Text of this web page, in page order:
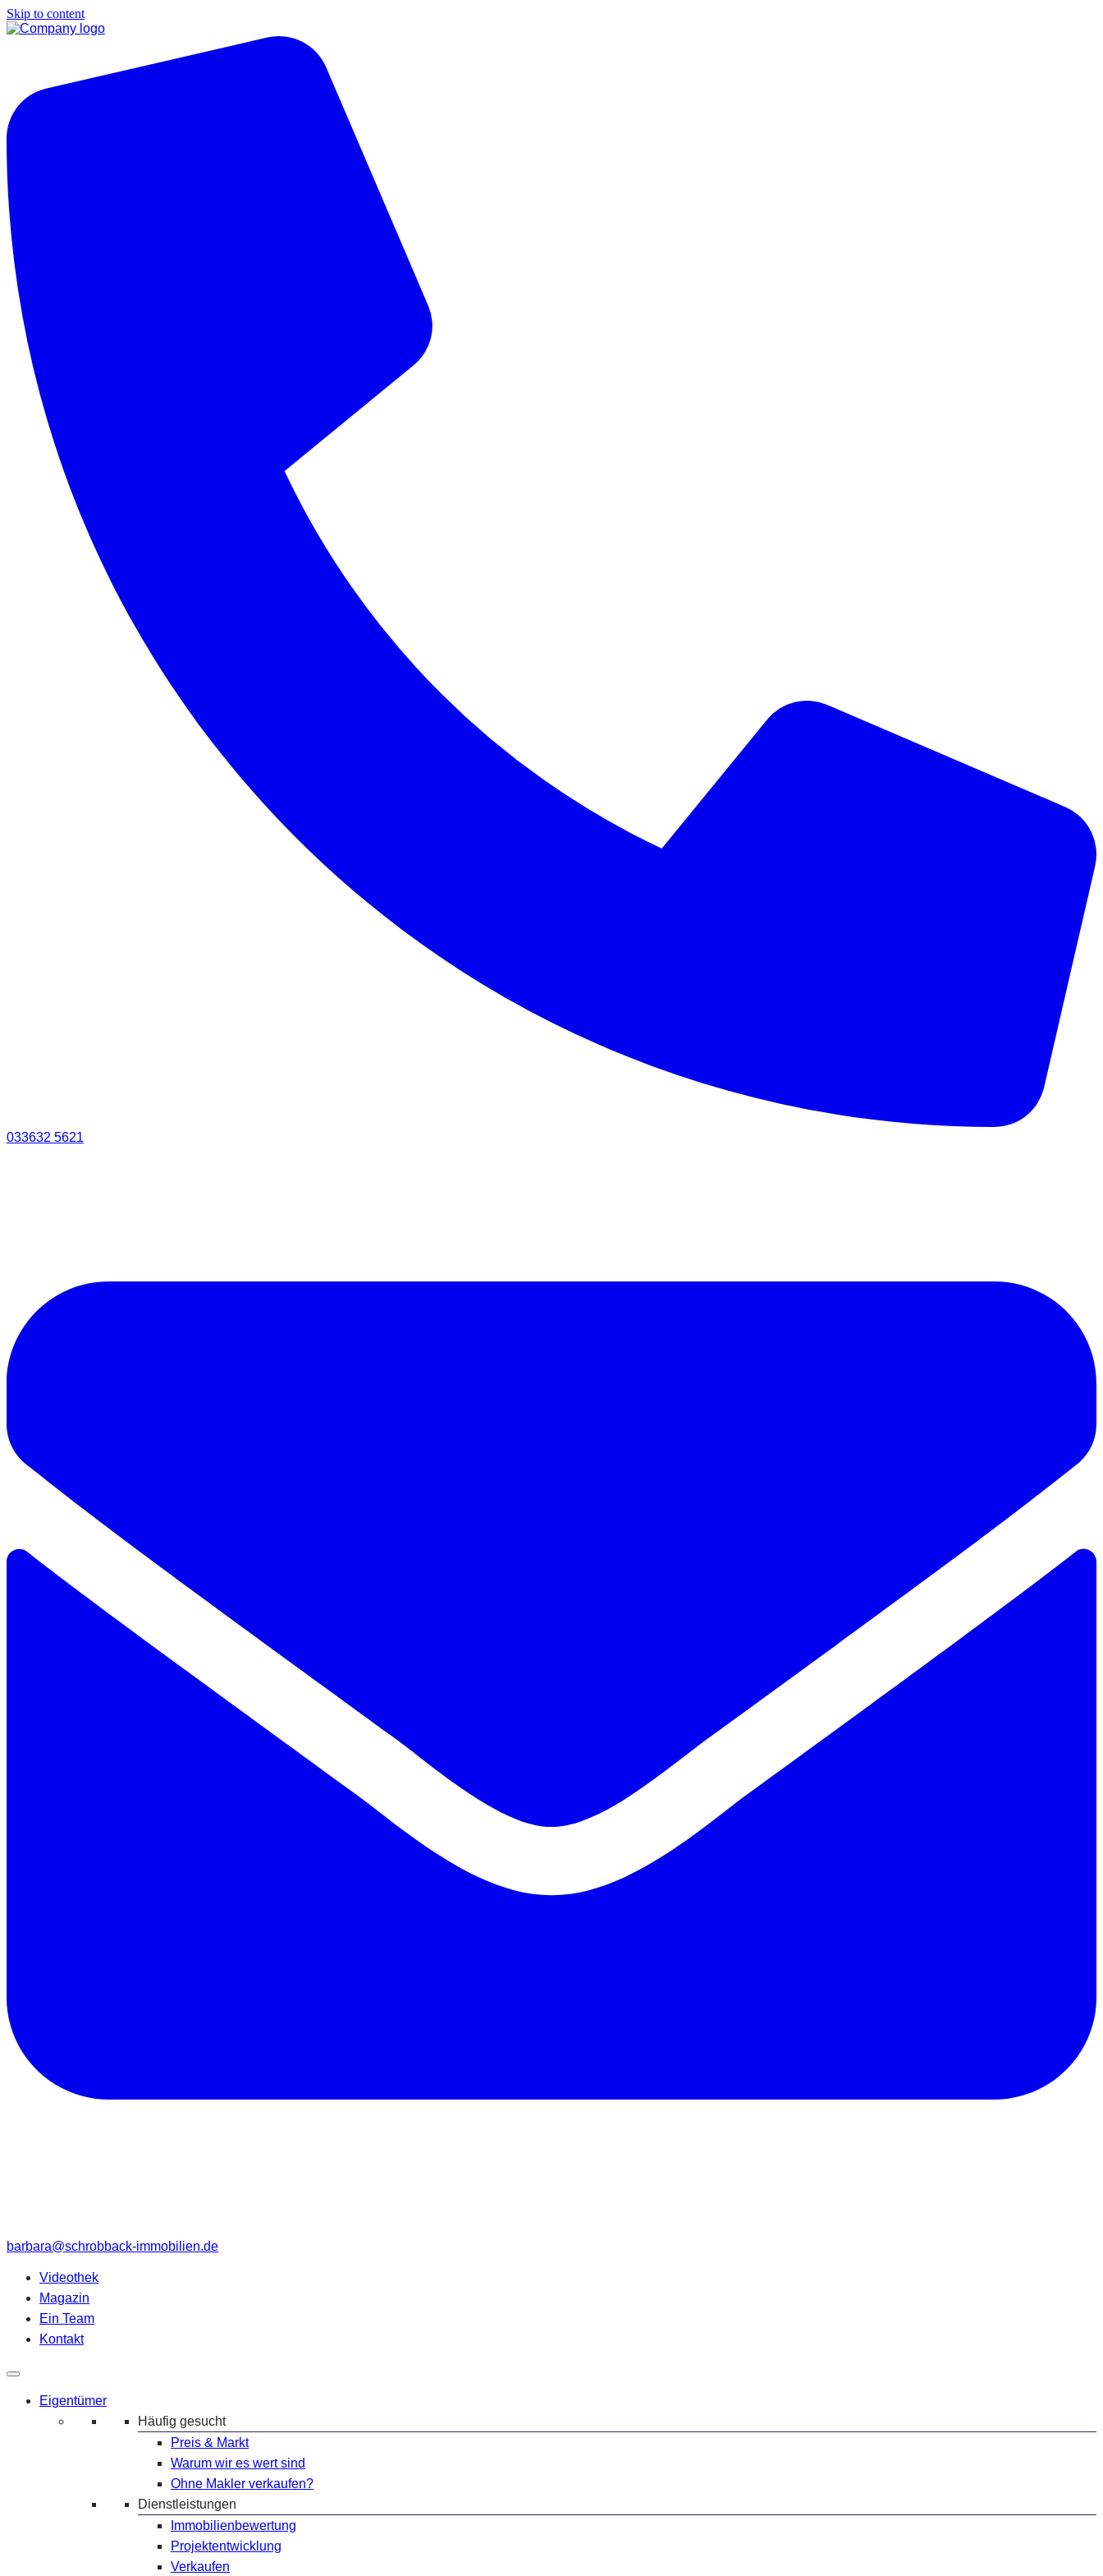
Skip to content
033632 5621
barbara@schrobback-immobilien.de
Videothek
Magazin
Ein Team
Kontakt
Eigentümer
Häufig gesucht
Preis & Markt
Warum wir es wert sind
Ohne Makler verkaufen?
Dienstleistungen
Immobilienbewertung
Projektentwicklung
Verkaufen